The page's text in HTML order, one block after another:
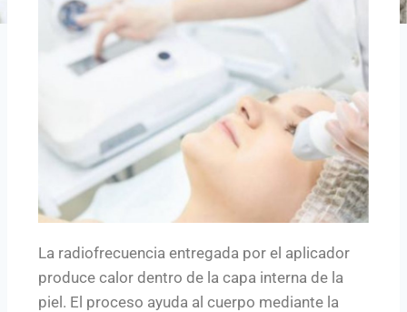
La radiofrecuencia entregada por el aplicador
produce calor dentro de la capa interna de la
piel. El proceso ayuda al cuerpo mediante la